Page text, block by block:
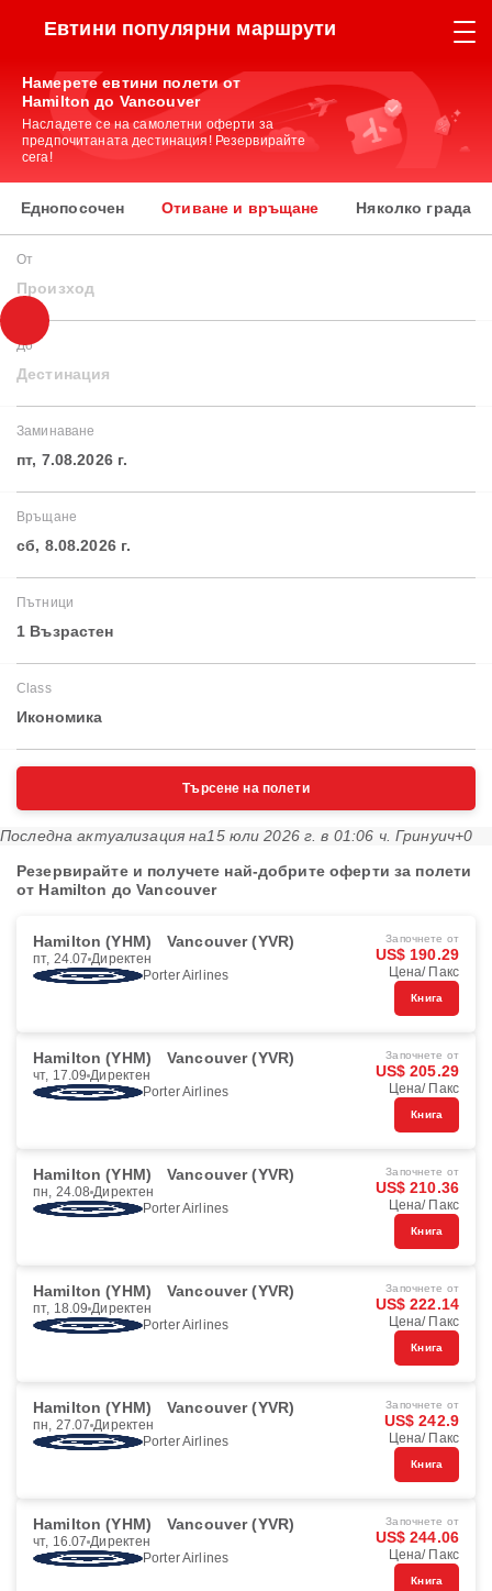
Евтини популярни маршрути
Намерете евтини полети от
Hamilton до Vancouver
Насладете се на самолетни оферти за
предпочитаната дестинация! Резервирайте
сега!
Еднопосочен Отиване и връщане Няколко града
От
Произход
До
Дестинация
Заминаване
пт, 7.08.2026 г.
Връщане
сб, 8.08.2026 г.
Пътници
1 Възрастен
Class
Икономика
Търсене на полети
Последна актуализация на15 юли 2026 г. в 01:06 ч. Гринуич+0
Резервирайте и получете най-добрите оферти за полети
от Hamilton до Vancouver
Hamilton (YHM) Vancouver (YVR)
пт, 24.07 Директен
Porter Airlines
Започнете от
US$ 190.29
Цена/ Пакс
Книга
Hamilton (YHM) Vancouver (YVR)
чт, 17.09 Директен
Porter Airlines
Започнете от
US$ 205.29
Цена/ Пакс
Книга
Hamilton (YHM) Vancouver (YVR)
пн, 24.08 Директен
Porter Airlines
Започнете от
US$ 210.36
Цена/ Пакс
Книга
Hamilton (YHM) Vancouver (YVR)
пт, 18.09 Директен
Porter Airlines
Започнете от
US$ 222.14
Цена/ Пакс
Книга
Hamilton (YHM) Vancouver (YVR)
пн, 27.07 Директен
Porter Airlines
Започнете от
US$ 242.9
Цена/ Пакс
Книга
Hamilton (YHM) Vancouver (YVR)
чт, 16.07 Директен
Porter Airlines
Започнете от
US$ 244.06
Цена/ Пакс
Книга